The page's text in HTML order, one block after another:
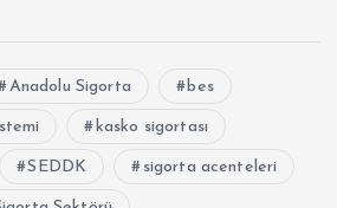
Anadolu Sigorta bes
kasko sigortası
SEDDK sigorta acenteleri